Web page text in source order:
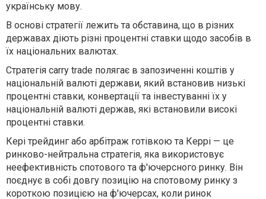
українську мову.
В основі стратегії лежить та обставина, що в різних
державах діють різні процентні ставки щодо засобів в
їх національних валютах.
Стратегія carry trade полягає в запозиченні коштів у
національній валюті держави, який встановив низькі
процентні ставки, конвертації та інвестуванні їх у
національній валюті держав, які встановили високі
процентні ставки.
Кері трейдинг або арбітраж готівкою та Керрі — це
ринково-нейтральна стратегія, яка використовує
неефективність спотового та ф'ючерсного ринку. Він
поєднує в собі довгу позицію на спотовому ринку з
короткою позицією на ф'ючерсах, коли ринок